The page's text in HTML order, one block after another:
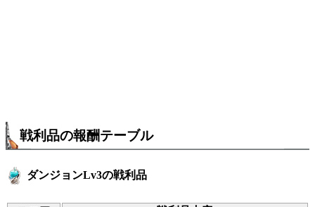
戦利品の報酬テーブル
ダンジョンLv3の戦利品